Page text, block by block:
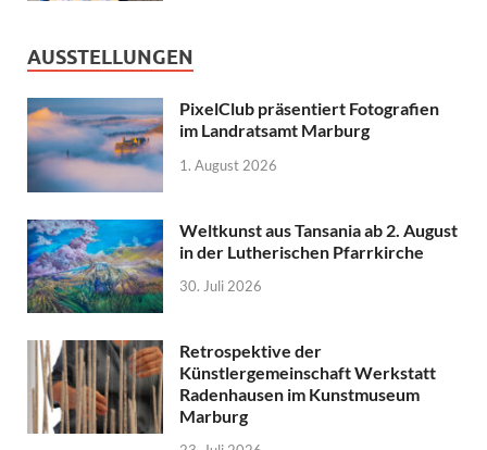
AUSSTELLUNGEN
PixelClub präsentiert Fotografien
im Landratsamt Marburg
1. August 2026
Weltkunst aus Tansania ab 2. August
in der Lutherischen Pfarrkirche
30. Juli 2026
Retrospektive der
Künstlergemeinschaft Werkstatt
Radenhausen im Kunstmuseum
Marburg